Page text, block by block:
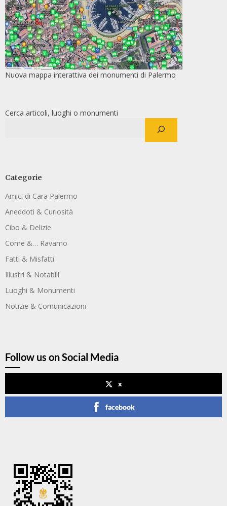
Nuova mappa interattiva dei monumenti di Palermo
Cerca articoli, luoghi o monumenti
Categorie
Amici di Cara Palermo
Aneddoti & Curiosità
Cibo & Delizie
Come &… Ravamo
Fatti & Misfatti
Illustri & Notabili
Luoghi & Monumenti
Notizie & Comunicazioni
Follow us on Social Media
x
facebook